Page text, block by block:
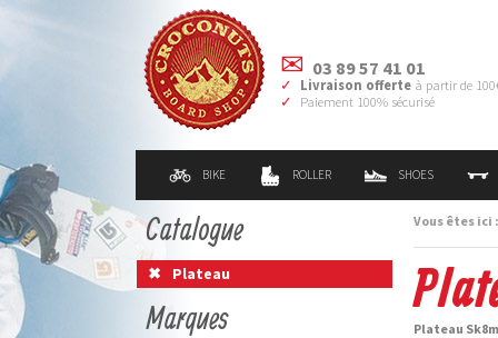
03 89 57 41 01
Livraison offerte à partir de
Paiement 100% sécurisé
BIKE ROLLER SHOES
Vous êtes ici :
Plateau
Catalogue
Plateau
Marques